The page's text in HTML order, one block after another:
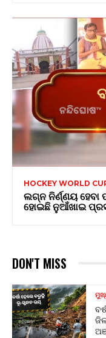
HOCKEY WORLD
ଲଗ୍ନ ନିର୍ଣ୍ଣୟ
ହୋଇଛି ନୁଆଁଖାଇ
DON'T MISS